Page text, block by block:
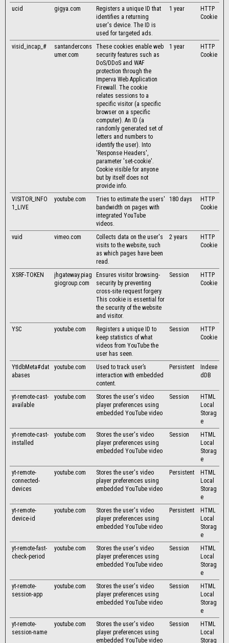
ucid gigya.com
Registers a unique ID that
identifies a returning
user's device. The ID is
used for targeted ads.
1 year
HTTP
Cookie
visid_incap_#
santandercons
umer.com
These cookies enable web
security features such as
DoS/DDoS and WAF
protection through the
Imperva Web Application
Firewall. The cookie
relates sessions to a
specific visitor (a specific
browser on a specific
computer). An ID (a
randomly generated set of
letters and numbers to
identify the user). Into
'Response Headers',
parameter 'set-cookie'.
Cookie visible for anyone
but by itself does not
provide info.
1 year
HTTP
Cookie
VISITOR_INFO
1_LIVE
youtube.com
Tries to estimate the users'
bandwidth on pages with
integrated YouTube
videos.
180 days
HTTP
Cookie
vuid vimeo.com
Collects data on the user's
visits to the website, such
as which pages have been
read.
2 years
HTTP
Cookie
XSRF-TOKEN
jhgateway.piag
giogroup.com
Ensures visitor browsing-
security by preventing
cross-site request forgery.
This cookie is essential for
the security of the website
and visitor.
Session
HTTP
Cookie
YSC youtube.com
Registers a unique ID to
keep statistics of what
videos from YouTube the
user has seen.
Session
HTTP
Cookie
YtIdbMeta#dat
abases
youtube.com
Used to track user’s
interaction with embedded
content.
Persistent
Indexe
dDB
yt-remote-cast-
available
youtube.com
Stores the user's video
player preferences using
embedded YouTube video
Session
HTML
Local
Storag
e
yt-remote-cast-
installed
youtube.com
Stores the user's video
player preferences using
embedded YouTube video
Session
HTML
Local
Storag
e
yt-remote-
connected-
devices
youtube.com
Stores the user's video
player preferences using
embedded YouTube video
Persistent
HTML
Local
Storag
e
yt-remote-
device-id
youtube.com
Stores the user's video
player preferences using
embedded YouTube video
Persistent
HTML
Local
Storag
e
yt-remote-fast-
check-period
youtube.com
Stores the user's video
player preferences using
embedded YouTube video
Session
HTML
Local
Storag
e
yt-remote-
session-app
youtube.com
Stores the user's video
player preferences using
embedded YouTube video
Session
HTML
Local
Storag
e
yt-remote-
session-name
youtube.com
Stores the user's video
player preferences using
embedded YouTube video
Session
HTML
Local
Storag